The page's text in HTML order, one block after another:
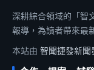
深耕綜合領域的「智
報導，為讀者帶來最
本站由 智聞捷發新聞